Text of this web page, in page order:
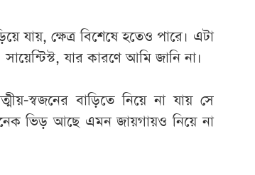
যায়, ক্ষেত্র বিশেষে হতেও পারে। এটা
যার কারণে আমি জানি না।
স্বজনের বাড়িতে নিয়ে না যায় সে
ভিড় আছে এমন জায়গায়ও নিয়ে না